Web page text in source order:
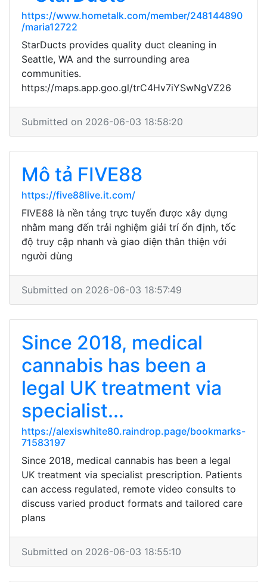
https://www.hometalk.com/member/248144890
/maria12722
StarDucts provides quality duct cleaning in
Seattle, WA and the surrounding area
communities.
https://maps.app.goo.gl/trC4Hv7iYSwNgVZ26
Submitted on 2026-06-03 18:58:20
Mô tả FIVE88
https://five88live.it.com/
FIVE88 là nền tảng trực tuyến được xây dựng
nhằm mang đến trải nghiệm giải trí ổn định, tốc
độ truy cập nhanh và giao diện thân thiện với
người dùng
Submitted on 2026-06-03 18:57:49
Since 2018, medical
cannabis has been a
legal UK treatment via
specialist...
https://alexiswhite80.raindrop.page/bookmarks-
71583197
Since 2018, medical cannabis has been a legal
UK treatment via specialist prescription. Patients
can access regulated, remote video consults to
discuss varied product formats and tailored care
plans
Submitted on 2026-06-03 18:55:10